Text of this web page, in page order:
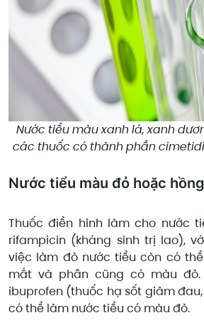
Nước tiểu màu xanh lá, xanh
các thuốc có thành phần
Nước tiểu màu đỏ hoặc hồng
Thuốc điển hình làm cho nước
rifampicin (kháng sinh trị lao),
việc làm đỏ nước tiểu còn có
mắt và phân cũng có màu
ibuprofen (thuốc hạ sốt giảm
có thể làm nước tiểu có màu đỏ.